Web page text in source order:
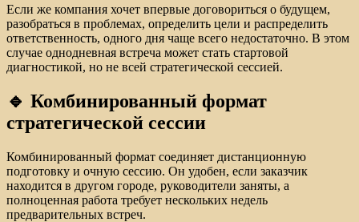
Если же компания хочет впервые договориться о будущем,
разобраться в проблемах, определить цели и распределить
ответственность, одного дня чаще всего недостаточно. В этом
случае однодневная встреча может стать стартовой
диагностикой, но не всей стратегической сессией.
🔹 Комбинированный формат
стратегической сессии
Комбинированный формат соединяет дистанционную
подготовку и очную сессию. Он удобен, если заказчик
находится в другом городе, руководители заняты, а
полноценная работа требует нескольких недель
предварительных встреч.